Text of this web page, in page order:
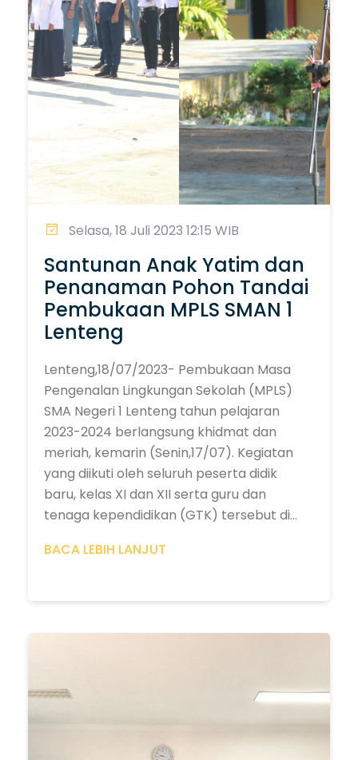
Selasa, 18 Juli 2023 12:15 WIB
Santunan Anak Yatim dan
Penanaman Pohon Tandai
Pembukaan MPLS SMAN 1
Lenteng
Lenteng,18/07/2023- Pembukaan Masa
Pengenalan Lingkungan Sekolah (MPLS)
SMA Negeri 1 Lenteng tahun pelajaran
2023-2024 berlangsung khidmat dan
meriah, kemarin (Senin,17/07). Kegiatan
yang diikuti oleh seluruh peserta didik
baru, kelas XI dan XII serta guru dan
tenaga kependidikan (GTK) tersebut di...
BACA LEBIH LANJUT